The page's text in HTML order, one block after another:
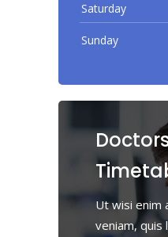
Saturday
Sunday
Ut wisi enim
veniam, quis